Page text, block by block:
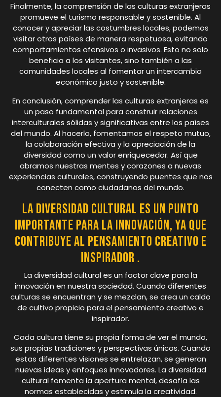
Finalmente, la comprensión de las culturas extranjeras
promueve el turismo responsable y sostenible. Al
conocer y apreciar las costumbres locales, podemos
visitar otros países de manera respetuosa, evitando
comportamientos ofensivos o invasivos. Esto no solo
beneficia a los visitantes, sino también a las
comunidades locales al fomentar un intercambio
económico justo y sostenible.
En conclusión, comprender las culturas extranjeras es
un paso fundamental para construir relaciones
interculturales sólidas y significativas entre los países
del mundo. Al hacerlo, fomentamos el respeto mutuo,
la colaboración efectiva y la apreciación de la
diversidad como un valor enriquecedor. Así que
abramos nuestras mentes y corazones a nuevas
experiencias culturales, construyendo puentes que nos
conecten como ciudadanos del mundo.
La diversidad cultural es un punto
importante para la innovación, ya que
contribuye al pensamiento creativo e
inspirador .
La diversidad cultural es un factor clave para la
innovación en nuestra sociedad. Cuando diferentes
culturas se encuentran y se mezclan, se crea un caldo
de cultivo propicio para el pensamiento creativo e
inspirador.
Cada cultura tiene su propia forma de ver el mundo,
sus propias tradiciones y perspectivas únicas. Cuando
estas diferentes visiones se entrelazan, se generan
nuevas ideas y enfoques innovadores. La diversidad
cultural fomenta la apertura mental, desafía las
normas establecidas y estimula la creatividad.